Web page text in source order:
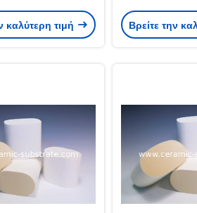
καλύτερη τιμή Βρείτε την